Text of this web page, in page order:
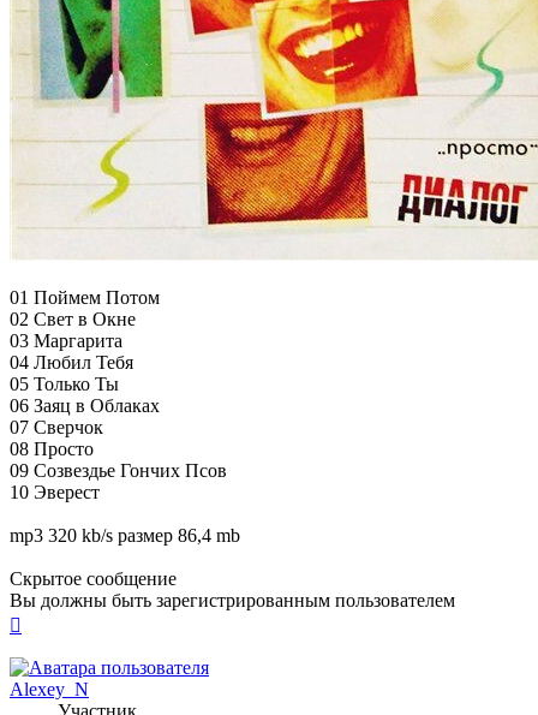
01 Поймем Потом
02 Свет в Окне
03 Маргарита
04 Любил Тебя
05 Только Ты
06 Заяц в Облаках
07 Сверчок
08 Просто
09 Созвездье Гончих Псов
10 Эверест
mp3 320 kb/s размер 86,4 mb
Скрытое сообщение
Вы должны быть зарегистрированным пользователем
началу
Alexey_N
Участник